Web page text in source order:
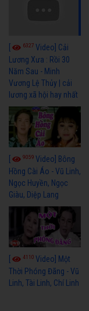
6327 Video] Cải
Lương Xưa : Rồi 30
Năm Sau - Minh
Vương Lệ Thủy | cải
lương xã hội hay nhất
9059 Video] Bông
Hồng Cài Áo - Vũ Linh,
Ngọc Huyền, Ngọc
Giàu, Diệp Lang
4110 Video] Một
Thời Phóng Đãng - Vũ
Linh, Tài Linh, Chí Linh